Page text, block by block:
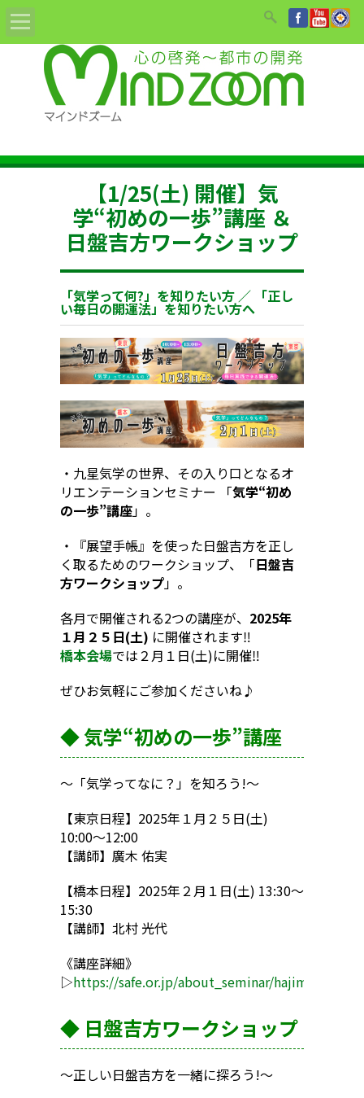
Home
ABOUT
教材/書籍/DVD
姓名鑑定依頼
セミナーのご案内
お知らせ
【1/25(土) 開催】気
学“初めの一歩”講座 ＆
日盤吉方ワークショップ
「気学って何?」を知りたい方 ／ 「正し
い毎日の開運法」を知りたい方へ
・九星気学の世界、その入り口となるオ
リエンテーションセミナー 「気学“初め
の一歩”講座」。
・『展望手帳』を使った日盤吉方を正し
く取るためのワークショップ、「日盤吉
方ワークショップ」。
各月で開催される2つの講座が、 2025年
１月２５日(土) に開催されます‼︎
橋本会場では２月１日(土)に開催‼︎
ぜひお気軽にご参加くださいね♪
◆ 気学“初めの一歩”講座
〜「気学ってなに？」を知ろう!〜
【東京日程】2025年１月２５日(土)
10:00〜12:00
【講師】廣木 佑実
【橋本日程】2025年２月１日(土) 13:30〜
15:30
【講師】北村 光代
《講座詳細》
▷https://safe.or.jp/about_seminar/hajimenoippo/
◆ 日盤吉方ワークショップ
〜正しい日盤吉方を一緒に探ろう!〜